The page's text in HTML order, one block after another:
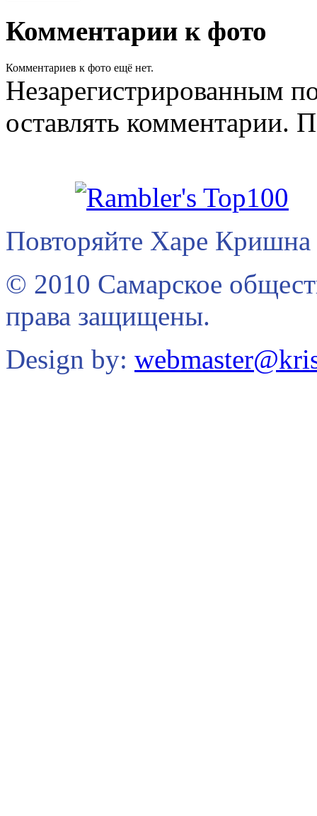
Комментарии к фото
Комментариев к фото ещё нет.
Незарегистрированным
оставлять комментарии.
Повторяйте Харе Кришна
© 2010 Самарское
права защищены.
Design by: